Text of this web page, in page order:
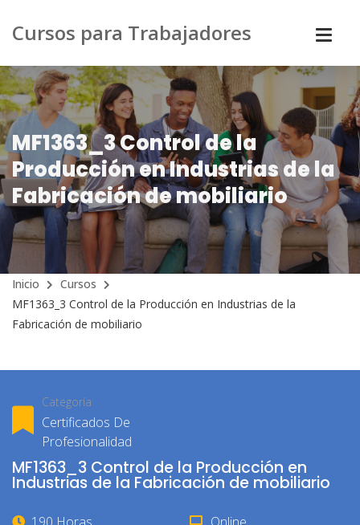
Cursos para Trabajadores
MF1363_3 Control de la
Producción en Industrias de la
Fabricación de mobiliario
Inicio
Cursos
MF1363_3 Control de la Producción en Industrias de la
Fabricación de mobiliario
Categoría
Certificados De
Profesionalidad
MF1363_3 Control de la Producción en
Industrias de la Fabricación de mobiliario